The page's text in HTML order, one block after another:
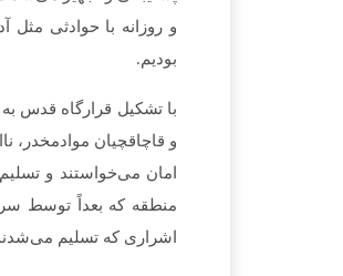
و روزانه با حوادثی مثل
بودیم.
با تشکیل قرارگاه قدس
و قاچاقچیان موادمخدر،
امان می‌­خواستند و
منطقه که بعداً توسط
اشراری که تسلیم می‌­شدند